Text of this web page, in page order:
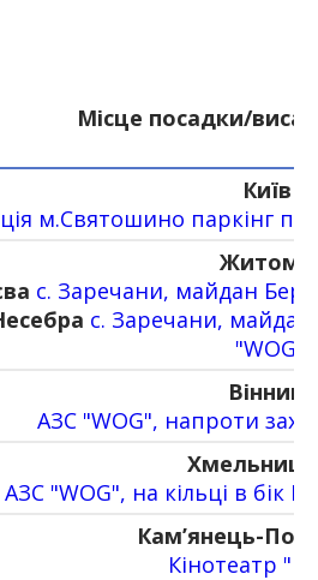
Місце посадки/
Київ
м.Святошино паркінг
с. Заречани, майдан
с. Заречани,
"WOG"
Вінниця
АЗС "WOG", напроти
АЗС "WOG", на кільці в бік
Кам’янець-
Кінотеатр